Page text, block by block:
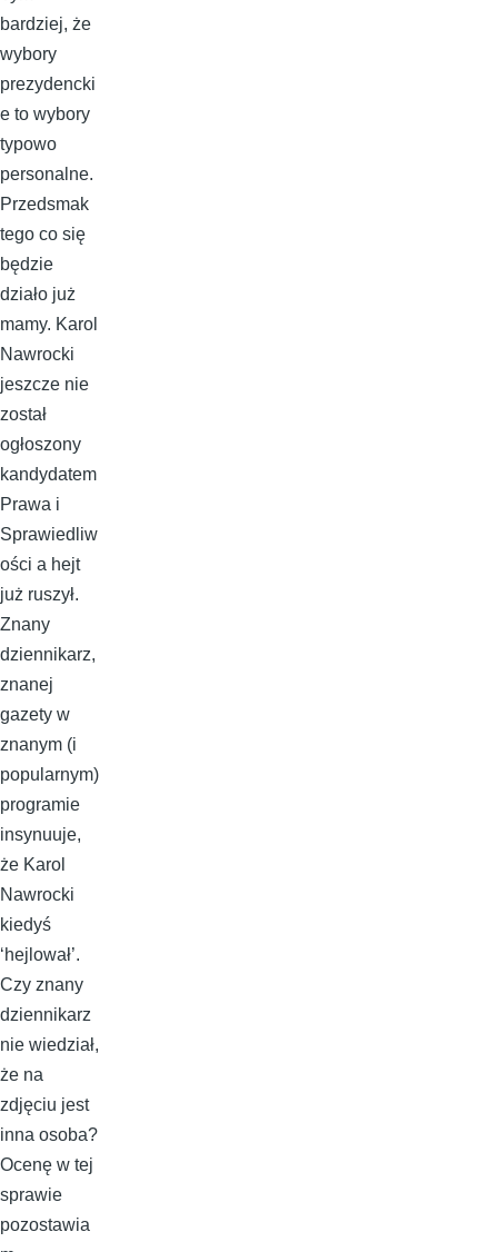
bardziej, że
wybory
prezydencki
e to wybory
typowo
personalne.
Przedsmak
tego co się
będzie
działo już
mamy. Karol
Nawrocki
jeszcze nie
został
ogłoszony
kandydatem
Prawa i
Sprawiedliw
ości a hejt
już ruszył.
Znany
dziennikarz,
znanej
gazety w
znanym (i
popularnym)
programie
insynuuje,
że Karol
Nawrocki
kiedyś
‘hejlował’.
Czy znany
dziennikarz
nie wiedział,
że na
zdjęciu jest
inna osoba?
Ocenę w tej
sprawie
pozostawia